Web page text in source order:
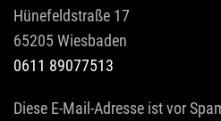
Hünefeldstraße 17
65205 Wiesbaden
0611 89077513
Diese E-Mail-Adresse ist vor